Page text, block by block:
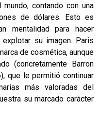
contando con una
de dólares. Esto es
mentalidad para hacer
su imagen. Paris
de cosmética, aunque
(concretamente Barron
que le permitió continuar
más valoradas del
su marcado carácter